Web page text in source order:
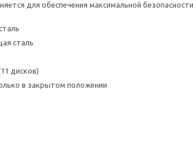
для обеспечения максимальной
сталь
дисков)
в закрытом положении